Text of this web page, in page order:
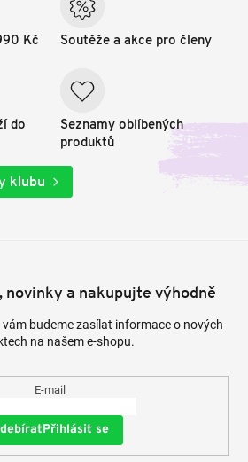
Kč
do
Soutěže a akce pro členy
Seznamy oblíbených
produktů
klubu
novinky a nakupujte výhodně
budeme zasílat informace o nových
na našem e-shopu.
E-mail
Přihlásit se